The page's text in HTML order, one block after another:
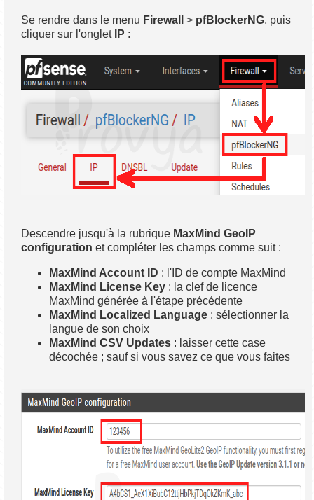
Se rendre dans le menu Firewall > pfBlockerNG, puis
cliquer sur l'onglet IP :
Descendre jusqu'à la rubrique MaxMind GeoIP
configuration et compléter les champs comme suit :
MaxMind Account ID : l'ID de compte MaxMind
MaxMind License Key : la clef de licence
MaxMind générée à l'étape précédente
MaxMind Localized Language : sélectionner la
langue de son choix
MaxMind CSV Updates : laisser cette case
décochée ; sauf si vous savez ce que vous faites